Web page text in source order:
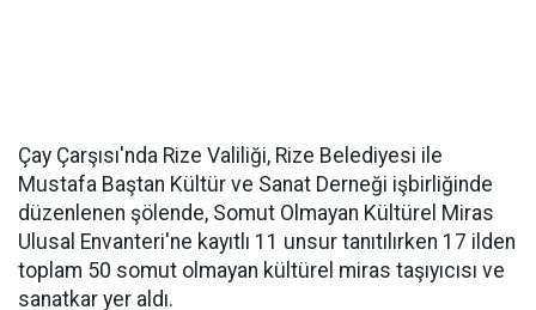
Çay Çarşısı'nda Rize Valiliği, Rize Belediyesi ile
Mustafa Baştan Kültür ve Sanat Derneği işbirliğinde
düzenlenen şölende, Somut Olmayan Kültürel Miras
Ulusal Envanteri'ne kayıtlı 11 unsur tanıtılırken 17 ilden
toplam 50 somut olmayan kültürel miras taşıyıcısı ve
sanatkar yer aldı.